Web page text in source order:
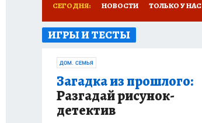
СЕГОДНЯ: НОВОСТИ ТОЛЬКО У НАС
ИСПЫТАНО НА СЕБЕ
ИГРЫ И ТЕСТЫ
ДОМ. СЕМЬЯ
Загадка из прошлого:
Разгадай рисунок-
детектив